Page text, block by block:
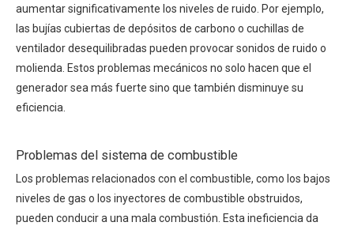
aumentar significativamente los niveles de ruido. Por ejemplo,
las bujías cubiertas de depósitos de carbono o cuchillas de
ventilador desequilibradas pueden provocar sonidos de ruido o
molienda. Estos problemas mecánicos no solo hacen que el
generador sea más fuerte sino que también disminuye su
eficiencia.
Problemas del sistema de combustible
Los problemas relacionados con el combustible, como los bajos
niveles de gas o los inyectores de combustible obstruidos,
pueden conducir a una mala combustión. Esta ineficiencia da